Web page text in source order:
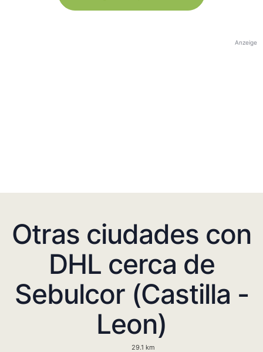
Anzeige
Otras ciudades con
DHL cerca de
Sebulcor (Castilla -
Leon)
29.1 km